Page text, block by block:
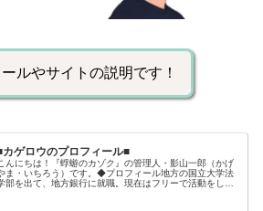
ルやサイトの説明です！
カゲロウのプロフィール■
んにちは！『蜉蝣のカゾク』の管理人・影山一郎（かげ
ま・いちろう）です。◆プロフィール地方の国立大学法
部を出て、地方銀行に就職。現在はフリーで活動をして